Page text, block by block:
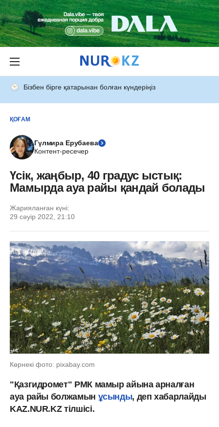
Бізбен бірге қатарынан болған күндеріңіз
ҚОҒАМ
Гүлмира Ерубаева
Контент-ресечер
Үсік, жаңбыр, 40 градус ыстық:
Мамырда ауа райы қандай болады
Жарияланған күні:
29 сәуір 2022, 21:10
Көрнекі фото: pixabay.com
"Қазгидромет" РМК мамыр айына арналған
ауа райы болжамын ұсынды, деп хабарлайды
KAZ.NUR.KZ тілшісі.